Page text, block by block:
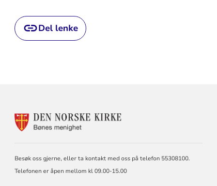
Del lenke
KONTAKTINFORMASJON
Besøk oss gjerne, eller ta kontakt med oss på telefon 55308100.
Telefonen er åpen mellom kl 09.00-15.00